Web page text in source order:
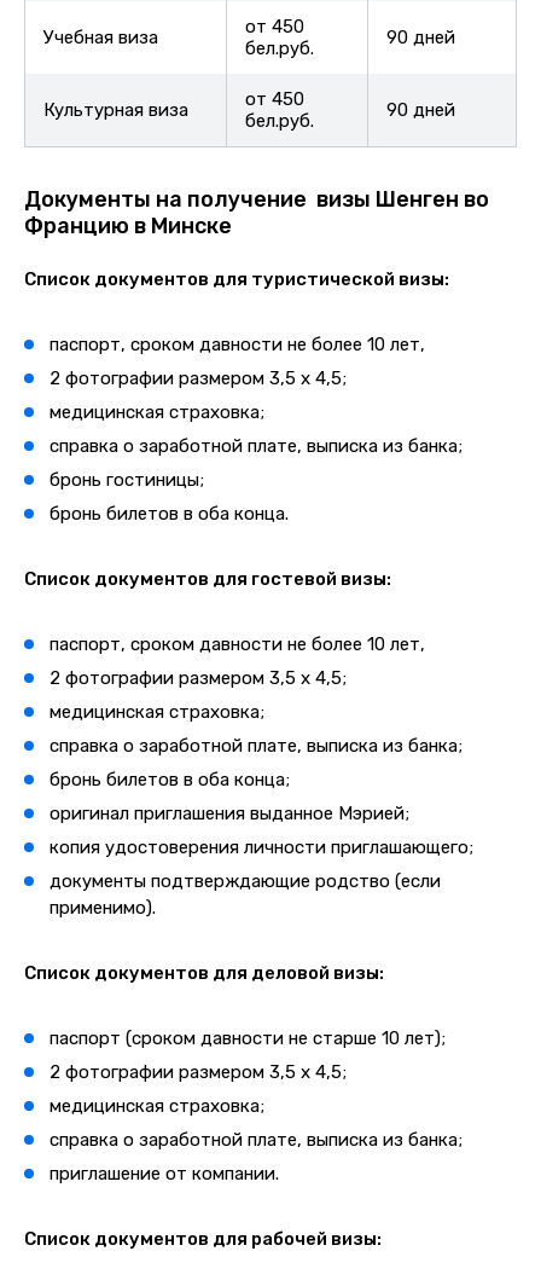
Учебная виза
от 450
бел.руб.
90 дней
Культурная виза
от 450
бел.руб.
90 дней
Документы на получение визы Шенген во
Францию в Минске
Список документов для туристической визы:
паспорт, сроком давности не более 10 лет,
2 фотографии размером 3,5 х 4,5;
медицинская страховка;
справка о заработной плате, выписка из банка;
бронь гостиницы;
бронь билетов в оба конца.
Список документов для гостевой визы:
паспорт, сроком давности не более 10 лет,
2 фотографии размером 3,5 х 4,5;
медицинская страховка;
справка о заработной плате, выписка из банка;
бронь билетов в оба конца;
оригинал приглашения выданное Мэрией;
копия удостоверения личности приглашающего;
документы подтверждающие родство (если
применимо).
Список документов для деловой визы:
паспорт (сроком давности не старше 10 лет);
2 фотографии размером 3,5 х 4,5;
медицинская страховка;
справка о заработной плате, выписка из банка;
приглашение от компании.
Список документов для рабочей визы: